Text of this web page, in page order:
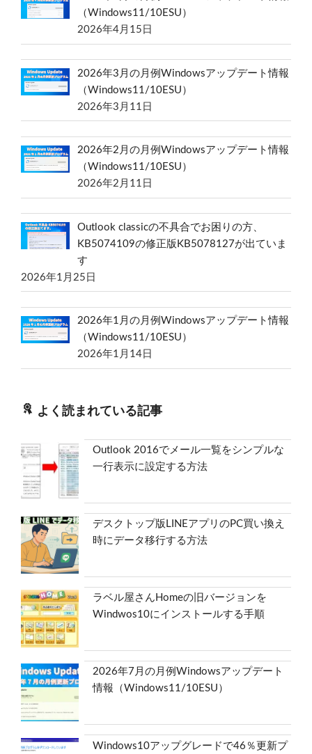
（Windows11/10ESU）
2026年4月15日
2026年3月の月例Windowsアップデート情報
（Windows11/10ESU）
2026年3月11日
2026年2月の月例Windowsアップデート情報
（Windows11/10ESU）
2026年2月11日
Outlook classicの不具合でお困りの方、
KB5074109の修正版KB5078127が出ていま
す
2026年1月25日
2026年1月の月例Windowsアップデート情報
（Windows11/10ESU）
2026年1月14日
よく読まれている記事
Outlook 2016でメール一覧をシンプルな
一行表示に設定する方法
デスクトップ版LINEアプリのPC買い換え
時にデータ移行する方法
ラベル屋さんHomeの旧バージョンを
Windwos10にインストールする手順
2026年7月の月例Windowsアップデート
情報（Windows11/10ESU）
Windows10アップグレードで46％更新プ